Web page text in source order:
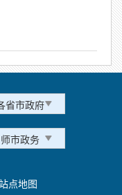
省市政府
师市政务
点地图